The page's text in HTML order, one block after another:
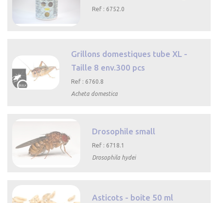
Ref : 6752.0
Grillons domestiques tube XL -
Taille 8 env.300 pcs
Ref : 6760.8
Acheta domestica
Drosophile small
Ref : 6718.1
Drosophila hydei
Asticots - boite 50 ml